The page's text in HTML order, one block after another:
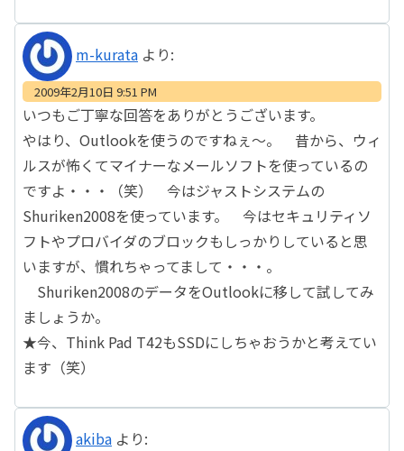
m-kurata より:
2009年2月10日 9:51 PM
いつもご丁寧な回答をありがとうございます。
やはり、Outlookを使うのですねぇ～。 昔から、ウィ
ルスが怖くてマイナーなメールソフトを使っているの
ですよ・・・（笑） 今はジャストシステムの
Shuriken2008を使っています。 今はセキュリティソ
フトやプロバイダのブロックもしっかりしていると思
いますが、慣れちゃってまして・・・。
Shuriken2008のデータをOutlookに移して試してみ
ましょうか。
★今、Think Pad T42もSSDにしちゃおうかと考えてい
ます（笑）
akiba より: